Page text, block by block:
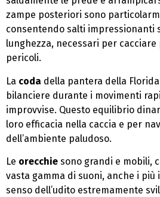
zampe posteriori sono
consentendo salti impressionanti
lunghezza, necessari per
pericoli.
La coda della pantera della
bilanciere durante i movimenti
improvvise. Questo equilibrio
loro efficacia nella caccia e per
dell’ambiente paludoso.
Le orecchie sono grandi e mobili,
vasta gamma di suoni, anche i
senso dell’udito estremamente